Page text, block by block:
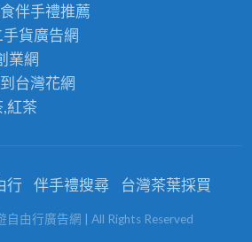
伴手禮推薦
手貨廣告網
業網
台灣花網
紅茶
行 伴手禮搜尋 台灣茶葉採買
自由行廣告網 | All Rights Reserved